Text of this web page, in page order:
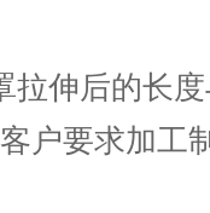
拉伸后的长
户要求加工